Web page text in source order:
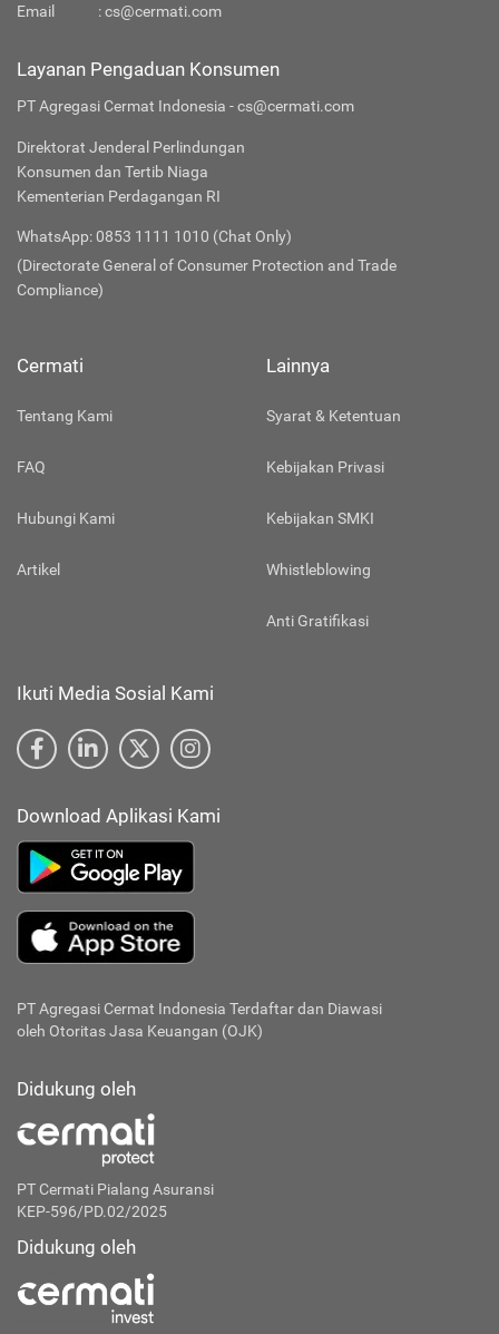
Email
:cs@cermati.com
Layanan Pengaduan Konsumen
PT Agregasi Cermat Indonesia - cs@cermati.com
Direktorat Jenderal Perlindungan
Konsumen dan Tertib Niaga
Kementerian Perdagangan RI
WhatsApp: 0853 1111 1010 (Chat Only)
(Directorate General of Consumer Protection and Trade
Compliance)
Cermati
Tentang Kami
FAQ
Hubungi Kami
Artikel
Lainnya
Syarat & Ketentuan
Kebijakan Privasi
Kebijakan SMKI
Whistleblowing
Anti Gratifikasi
Ikuti Media Sosial Kami
Download Aplikasi Kami
PT Agregasi Cermat Indonesia Terdaftar dan Diawasi
oleh Otoritas Jasa Keuangan (OJK)
Didukung oleh
PT Cermati Pialang Asuransi
KEP-596/PD.02/2025
Didukung oleh